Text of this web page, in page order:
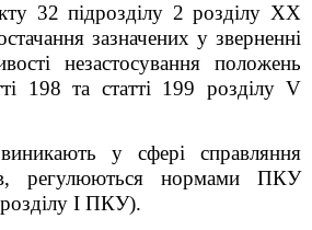
32 підрозділу 2 розділу XX
зазначених у зверненні
незастосування положень
198 та статті 199 розділу V
у сфері справляння
регулюються нормами ПКУ
І ПКУ).